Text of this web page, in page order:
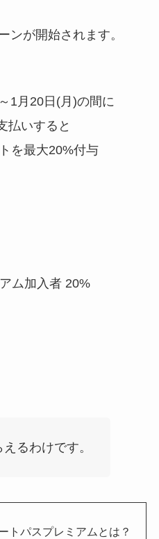
ンが開始されます。
1月20日(月)の間に
払いすると
を最大20%付与
ム加入者 20%
るわけです。
トパスプレミアムとは？